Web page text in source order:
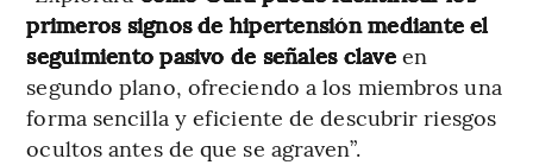
primeros signos de hipertensión mediante el
seguimiento pasivo de señales claveen
segundo plano, ofreciendo a los miembros una
forma sencilla y eficiente de descubrir riesgos
ocultos antes de que se agraven”.